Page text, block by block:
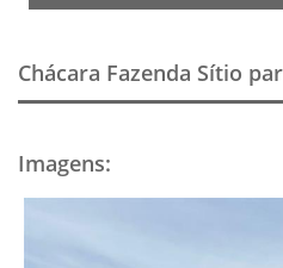
Chácara Fazenda Sítio
Imagens: